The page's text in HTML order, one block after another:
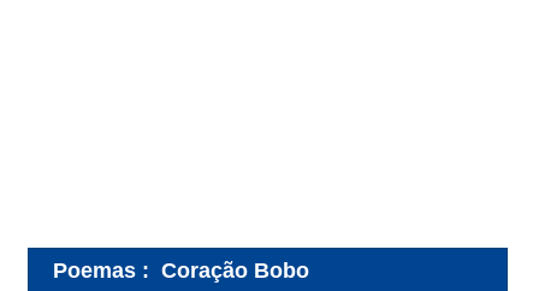
Poemas : Coração Bobo